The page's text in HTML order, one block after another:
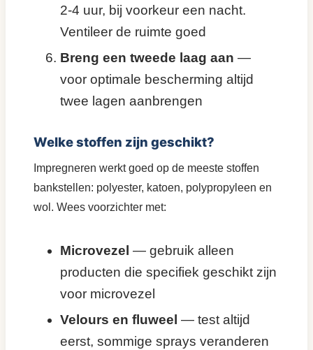
2-4 uur, bij voorkeur een nacht.
Ventileer de ruimte goed
Breng een tweede laag aan —
voor optimale bescherming altijd
twee lagen aanbrengen
Welke stoffen zijn geschikt?
Impregneren werkt goed op de meeste stoffen
bankstellen: polyester, katoen, polypropyleen en
wol. Wees voorzichter met:
Microvezel — gebruik alleen
producten die specifiek geschikt zijn
voor microvezel
Velours en fluweel — test altijd
eerst, sommige sprays veranderen